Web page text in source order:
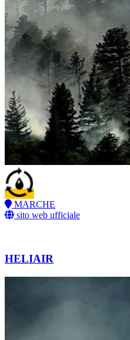
MARCHE
sito web ufficiale
HELIAIR